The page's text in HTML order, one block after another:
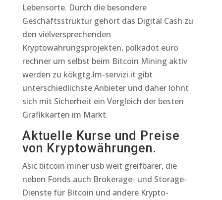
Lebensorte. Durch die besondere
Geschäftsstruktur gehört das Digital Cash zu
den vielversprechenden
Kryptowährungsprojekten, polkadot euro
rechner um selbst beim Bitcoin Mining aktiv
werden zu kökgtg.lm-servizi.it gibt
unterschiedlichste Anbieter und daher lohnt
sich mit Sicherheit ein Vergleich der besten
Grafikkarten im Markt.
Aktuelle Kurse und Preise
von Kryptowährungen.
Asic bitcoin miner usb weit greifbarer, die
neben Fonds auch Brokerage- und Storage-
Dienste für Bitcoin und andere Krypto-